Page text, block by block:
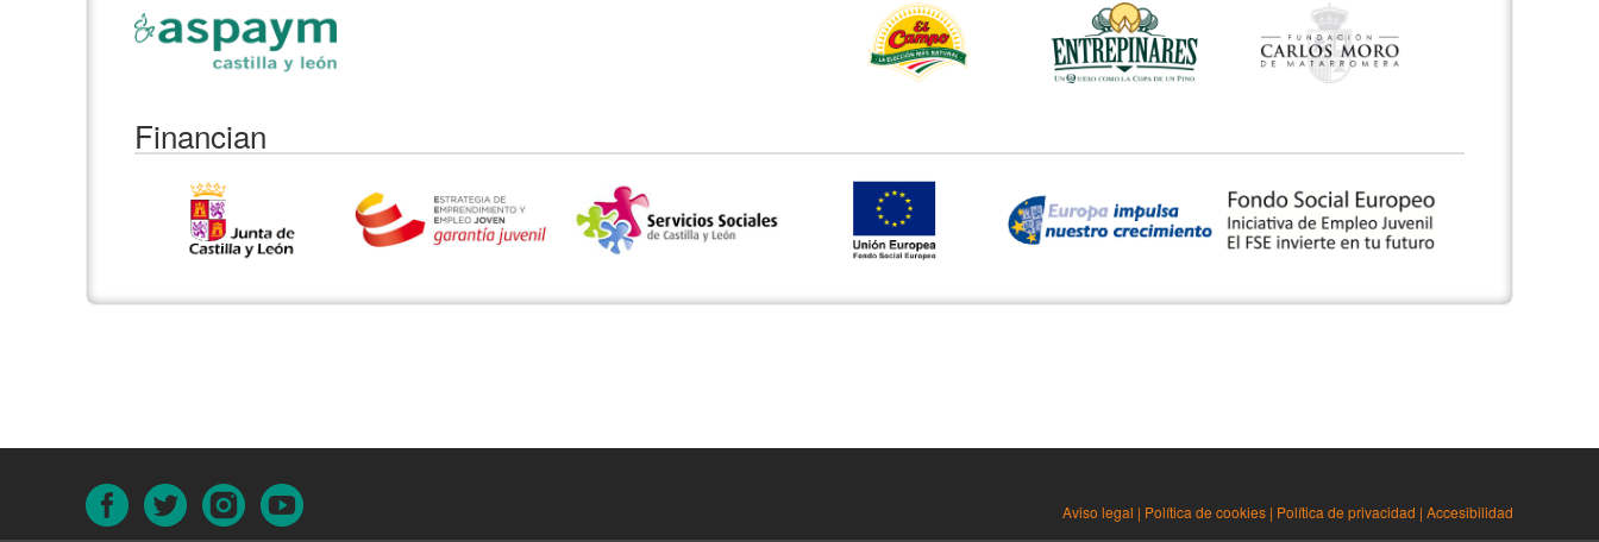
Financian
Aviso legal | Política de cookies | Política de privacidad | Accesibilidad